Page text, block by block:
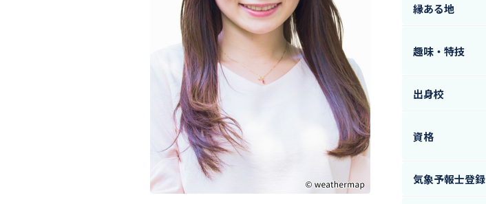
縁ある地
趣味・特技
出身校
資格
気象予報士登録